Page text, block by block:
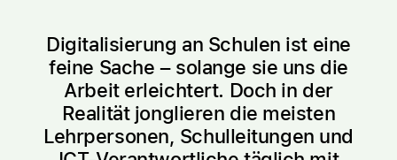
Digitalisierung an Schulen ist eine
feine Sache – solange sie uns die
Arbeit erleichtert. Doch in der
Realität jonglieren die meisten
Lehrpersonen, Schulleitungen und